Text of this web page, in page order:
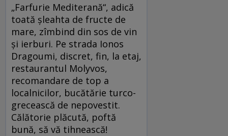
„Farfurie Mediterană“, adică
toată şleahta de fructe de
mare, zîmbind din sos de vin
şi ierburi. Pe strada Ionos
Dragoumi, discret, fin, la etaj,
restaurantul Molyvos,
recomandare de top a
localnicilor, bucătărie turco-
grecească de nepovestit.
Călătorie plăcută, poftă
bună, să vă tihnească!